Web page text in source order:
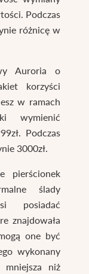
Podczas
różnicę w
Auroria o
korzyści
w ramach
wymienić
Podczas
3000zł.
pierścionek
ślady
posiadać
znajdowała
one być
wykonany
niż